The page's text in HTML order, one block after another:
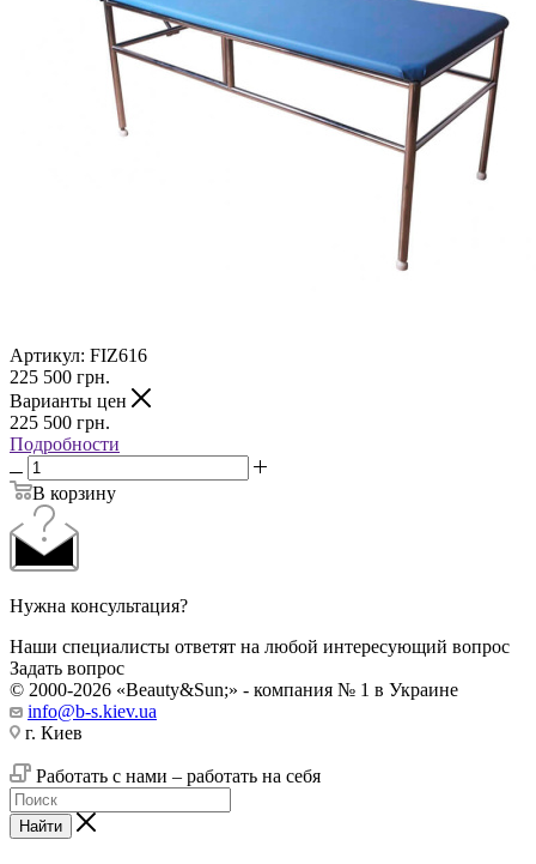
Артикул: FIZ616
225 500 грн.
Варианты цен
225 500 грн.
Подробности
В корзину
Нужна консультация?
Наши специалисты ответят на любой интересующий вопрос
Задать вопрос
© 2000-2026 «Beauty&Sun;» - компания № 1 в Украине
info@b-s.kiev.ua
г. Киев
Работать с нами – работать на себя
Найти